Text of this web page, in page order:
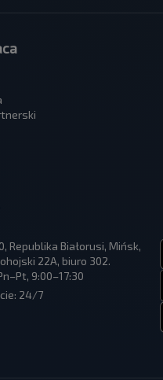
Republika Białorusi, Mińsk,
22A, biuro 302.
9:00–17:30
24/7